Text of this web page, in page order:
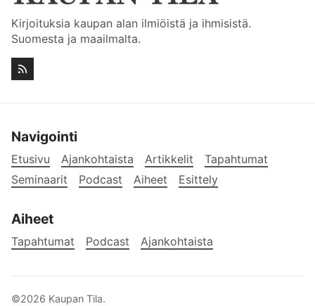
Kirjoituksia kaupan alan ilmiöistä ja ihmisistä.
Suomesta ja maailmalta.
Navigointi
Etusivu Ajankohtaista Artikkelit
Tapahtumat
Seminaarit
Podcast Aiheet Esittely
Aiheet
Tapahtumat Podcast Ajankohtaista
©2026 Kaupan Tila.